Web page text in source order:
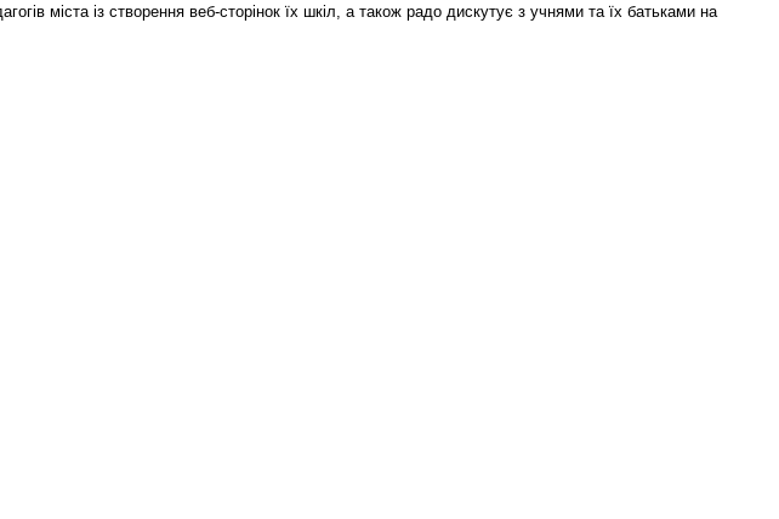
міста із створення веб-сторінок їх шкіл, а також радо дискутує з учнями та їх батьками на